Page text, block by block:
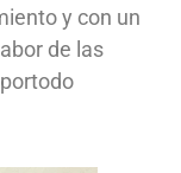
y con un
de las